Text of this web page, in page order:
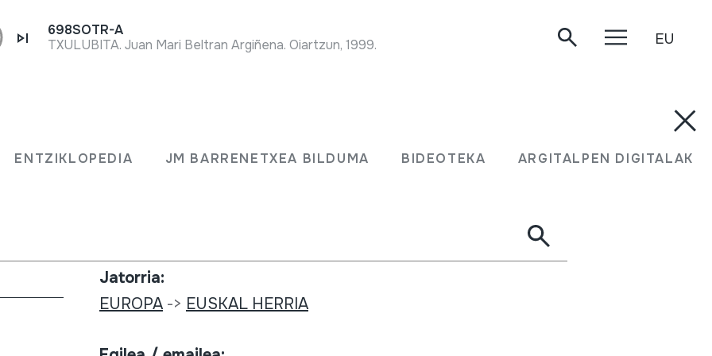
ENTZIKLOPEDIA JM BARRENETXEA BILDUMA BIDEOTEKA ARGITALPEN DIGITALAK
698SOTR-A
TXULUBITA. Juan Mari Beltran Argiñena. Oiartzun, 1999.
EU
Irudi artxiboa
Jatorria:
EUROPA-> EUSKAL HERRIA